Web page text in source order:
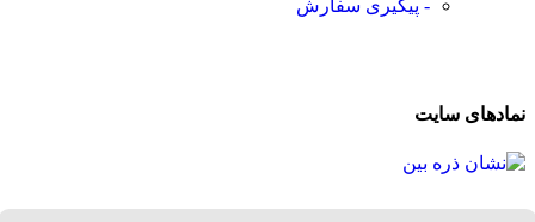
- پیگیری سفارش
نمادهای سایت